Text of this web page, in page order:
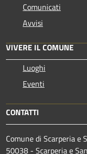
Comunicati
Avvisi
VIVERE IL COMUNE
Luoghi
Eventi
CONTATTI
Comune di Scarperia e
50038 - Scarperia e